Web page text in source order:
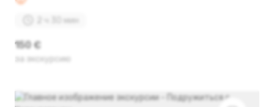
2 ч 30 мин
150 €
за экскурсию